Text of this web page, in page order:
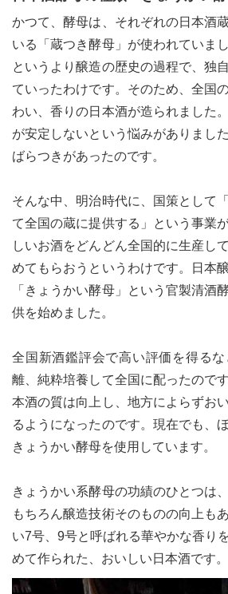
かつて、酵母は、それぞれの日本酒
いる「蔵つき酵母」が使われていま
というより醸造の歴史の過程で、独
ていったわけです。そのため、全国
わい、香りの日本酒が造られました
が安定しないという悩みがありまし
ばらつきがあったのです。
そんな中、明治時代に、国策として
て全国の蔵に提供する」という事業
しいお酒をどんどん全国的に生産し
めてもらおうというわけです。日本
「きょうかい酵母」という官製清酒
供を始めました。
全国新酒鑑評会で高い評価を得る
離、純粋培養して全国に配ったので
本酒の質は向上し、地方によらずお
るようになったのです。現在でも、
きょうかい酵母を使用しています。
きょうかい系酵母の功績のひとつは
もちろん醸造技術そのものの向上も
い7号、9号と呼ばれる華やかな香り
めて作られた、おいしい日本酒です。